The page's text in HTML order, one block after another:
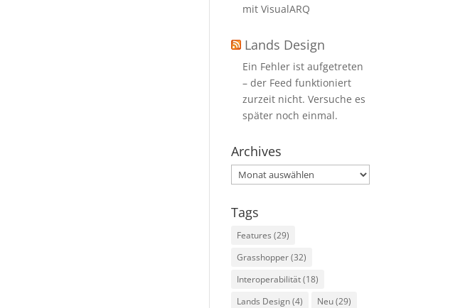
mit VisualARQ
Lands Design
Ein Fehler ist aufgetreten
– der Feed funktioniert
zurzeit nicht. Versuche es
später noch einmal.
Archives
Archives
Tags
Features (29)
Grasshopper(32)
Interoperabilität(18)
Lands Design(4) Neu(29)